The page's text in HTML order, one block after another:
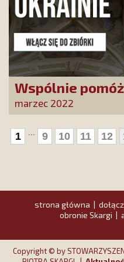
Wspólnie
Lwowskiej,
uchodźcom
rosyjską
marzec 2022
1 9 10 11 12
strona główna | dołącz
obronie Skargi |
Copyright © by